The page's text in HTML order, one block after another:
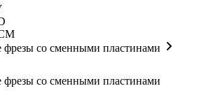
фрезы со сменными пластинами
фрезы со сменными пластинами